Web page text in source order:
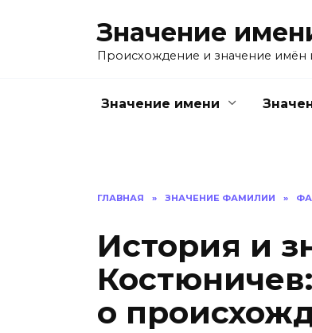
Значение
Происхождение и значение имён
Значение имени
ГЛАВНАЯ » ЗНАЧЕНИЕ ФАМИЛИИ »
История и
о